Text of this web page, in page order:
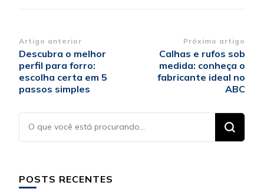
Navegação
de
post
Artigo anterior
Descubra o melhor
perfil para forro:
escolha certa em 5
passos simples
Próximo artigo
Calhas e rufos sob
medida: conheça o
fabricante ideal no
ABC
Procurando
algo?
POSTS RECENTES